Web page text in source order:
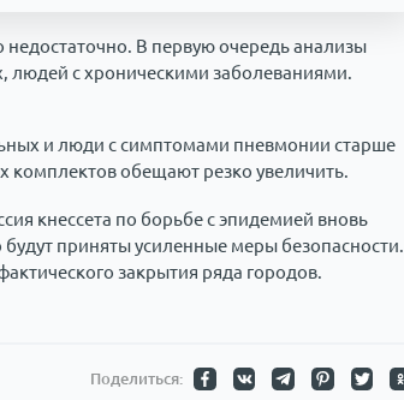
недостаточно. В первую очередь анализы
людей с хроническими заболеваниями.
и люди с симптомами пневмонии старше
комплектов обещают резко увеличить.
кнессета по борьбе с эпидемией вновь
приняты усиленные меры безопасности.
закрытия ряда городов.
Поделиться: